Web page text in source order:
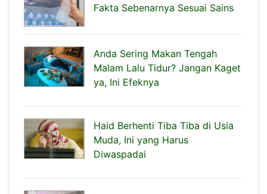
Fakta Sebenarnya Sesuai Sains
Anda Sering Makan Tengah
Malam Lalu Tidur? Jangan Kaget
ya, Ini Efeknya
Haid Berhenti Tiba Tiba di Usia
Muda, Ini yang Harus
Diwaspadai